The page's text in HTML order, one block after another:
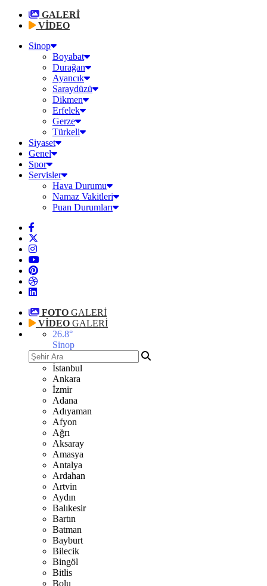
GALERİ
VİDEO
Sinop
Boyabat
Durağan
Ayancık
Saraydüzü
Dikmen
Erfelek
Gerze
Türkeli
Siyaset
Genel
Spor
Servisler
Hava Durumu
Namaz Vakitleri
Puan Durumları
FOTO GALERİ
VİDEO GALERİ
26.8°
Sinop
İstanbul
Ankara
İzmir
Adana
Adıyaman
Afyon
Ağrı
Aksaray
Amasya
Antalya
Ardahan
Artvin
Aydın
Balıkesir
Bartın
Batman
Bayburt
Bilecik
Bingöl
Bitlis
Bolu